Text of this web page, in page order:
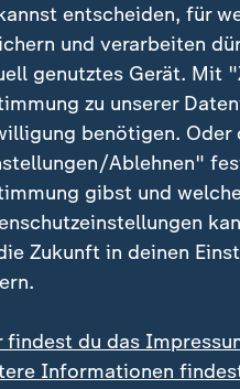
in Charleroi:
Illegale
entdeckt
1:15
entscheiden, für
und verarbeiten
genutztes Gerät. Mit
zu unserer
benötigen. Oder
Ablehnen"
gibst und
Zukunft in deinen
findest du das
Informationen